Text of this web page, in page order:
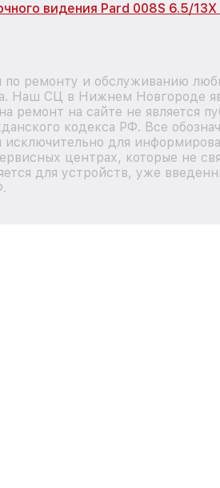
видения Pard 008S 6.5/13X
по ремонту и обслуживанию
Наш СЦ в Нижнем Новгороде
ремонт на сайте не является
кодекса РФ. Все
исключительно для
центрах, которые не
для устройств, уже